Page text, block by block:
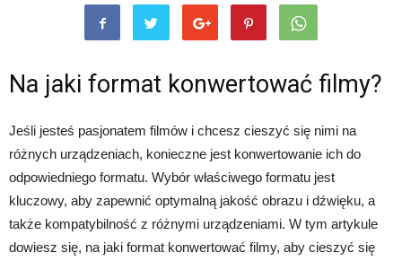
Na jaki format konwertować filmy?
Jeśli jesteś pasjonatem filmów i chcesz cieszyć się nimi na
różnych urządzeniach, konieczne jest konwertowanie ich do
odpowiedniego formatu. Wybór właściwego formatu jest
kluczowy, aby zapewnić optymalną jakość obrazu i dźwięku, a
także kompatybilność z różnymi urządzeniami. W tym artykule
dowiesz się, na jaki format konwertować filmy, aby cieszyć się